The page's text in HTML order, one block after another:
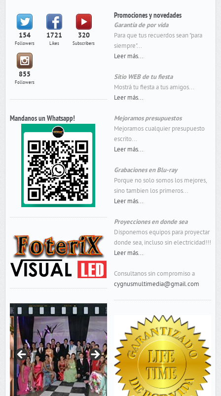
154
Followers
1721
Likes
320
Subscribers
855
Followers
Mandanos un Whatsapp!
Promociones y novedades
Garantía de por vida
Para que tus recuerdos sean "para
siempre"...
Leer más...
Sitio WEB de tu fiesta
Mostrá tu fiesta a tus amigos...
Leer más...
Mejoramos presupuestos
Mejoramos cualquier presupuesto
escrito...
Leer más...
Grabaciones en Blu-ray
Porque no solo somos los mejores,
sino tambien los primeros...
Leer más...
Proyecciones en donde sea
Disponemos equipos para proyectar
donde sea, incluso sin electricidad!!!
Leer más...
Consultanos sin compromiso a
cygnusmultimedia@gmail.com